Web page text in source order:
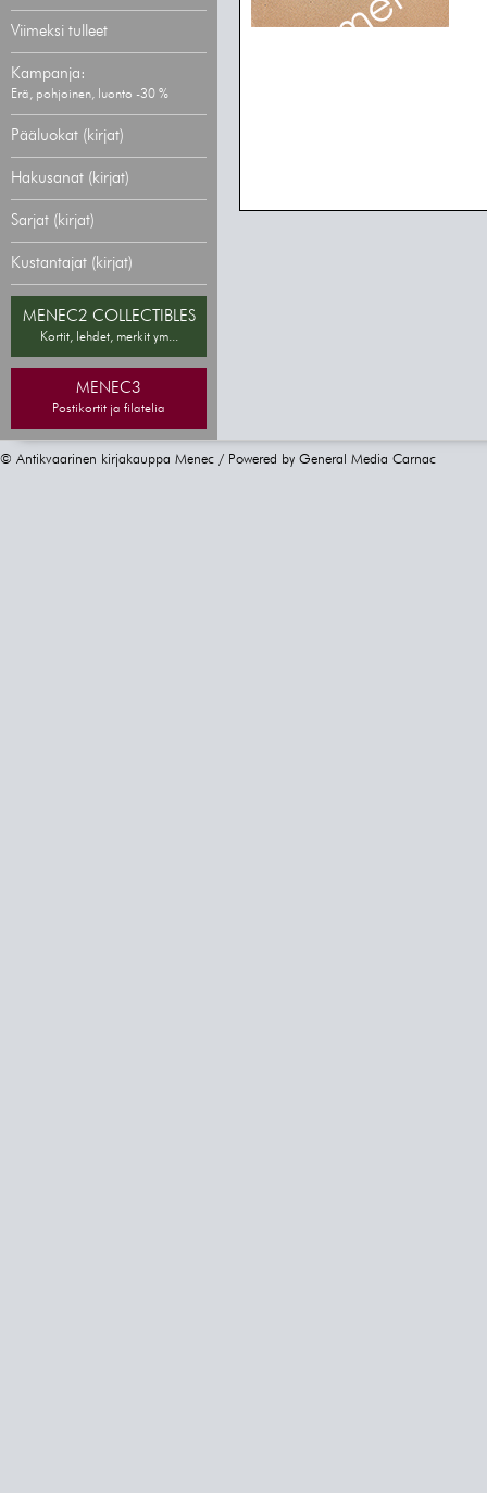
Viimeksi tulleet
Kampanja:
Erä, pohjoinen, luonto -30 %
Pääluokat (kirjat)
Hakusanat (kirjat)
Sarjat (kirjat)
Kustantajat (kirjat)
MENEC2 COLLECTIBLES
Kortit, lehdet, merkit ym...
MENEC3
Postikortit ja filatelia
© Antikvaarinen kirjakauppa Menec / Powered by General Media Carnac